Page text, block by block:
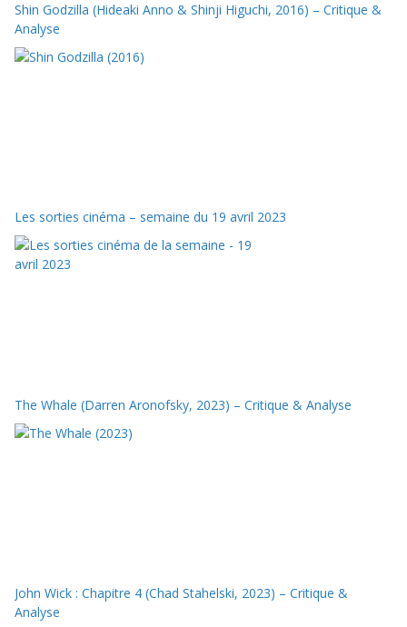
Shin Godzilla (Hideaki Anno & Shinji Higuchi, 2016) – Critique &
Analyse
Les sorties cinéma – semaine du 19 avril 2023
The Whale (Darren Aronofsky, 2023) – Critique & Analyse
John Wick : Chapitre 4 (Chad Stahelski, 2023) – Critique &
Analyse